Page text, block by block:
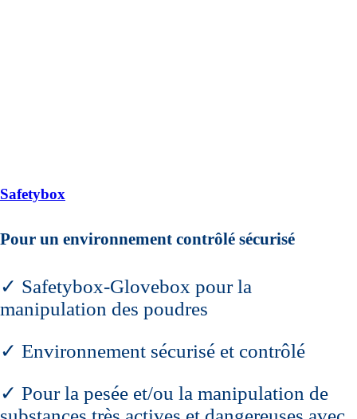
Safetybox
Pour un environnement contrôlé sécurisé
✓ Safetybox-Glovebox pour la
manipulation des poudres
✓ Environnement sécurisé et contrôlé
✓ Pour la pesée et/ou la manipulation de